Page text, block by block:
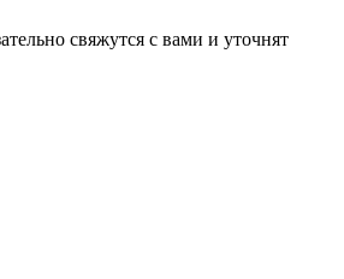
свяжутся с вами и уточнят